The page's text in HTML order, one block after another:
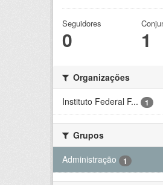
Seguidores
0 1
Organizações
Instituto Federal F...
1
Grupos
Administração
1